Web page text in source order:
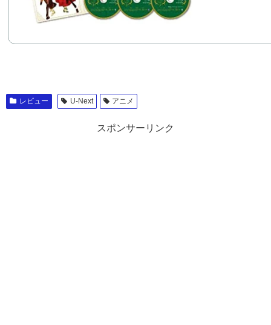
レビュー U-Next アニメ
スポンサーリンク